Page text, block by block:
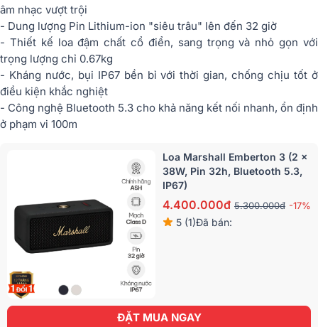
âm nhạc vượt trội
- Dung lượng Pin Lithium-ion "siêu trâu" lên đến 32 giờ
- Thiết kế loa đậm chất cổ điển, sang trọng và nhỏ gọn với
trọng lượng chỉ 0.67kg
- Kháng nước, bụi IP67 bền bỉ với thời gian, chống chịu tốt ở
điều kiện khắc nghiệt
- Công nghệ Bluetooth 5.3 cho khả năng kết nối nhanh, ổn định
ở phạm vi 100m
Loa Marshall Emberton 3 (2 x
38W, Pin 32h, Bluetooth 5.3,
IP67)
4.400.000đ 5.300.000đ -17%
5 (1)Đã bán:
ĐẶT MUA NGAY